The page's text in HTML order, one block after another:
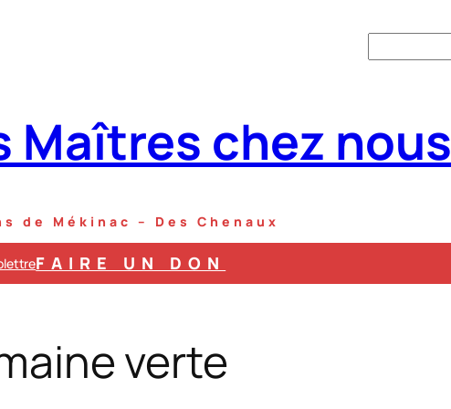
h
e
h
r
Maîtres chez nous
de Mékinac – Des Chenaux
FAIRE UN DON
verte